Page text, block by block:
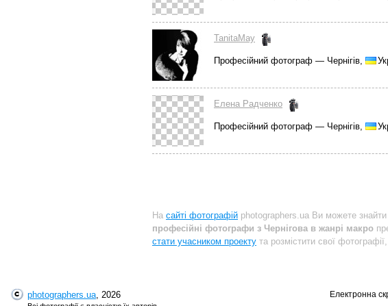
TanitaMay
Професійний фотограф — Чернігів,
Елена Радченко
Професійний фотограф — Чернігів,
На сайті фотографій photographers.ua Ви можете знайти
професійні фотографи з Чернігова в жанрі макро
стати учасником проекту та розмістити свої
photographers.ua, 2026 Електронна